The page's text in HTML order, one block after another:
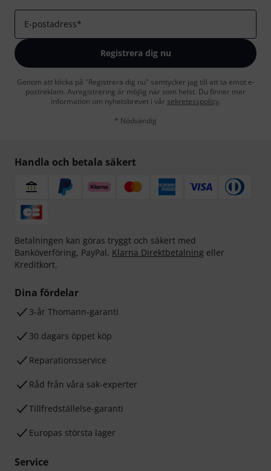
E-postadress*
Registrera dig nu
Genom att klicka på "Registrera dig nu" samtycker jag till att ta emot e-
postreklam. Avregistrering är möjlig när som helst. Du finner mer
information om nyhetsbrevet i vår sekretesspolicy.
* Nödvändig
Handla och betala säkert
Betalningen kan göras tryggt och säkert med
Banköverföring, PayPal, Klarna Direktbetalning eller
Kreditkort.
Dina fördelar
3-år Thomann-garanti
30 dagars öppet köp
Reparationsservice
Råd från våra sak-experter
Tillfredställelse-garanti
Europas största lager
Service